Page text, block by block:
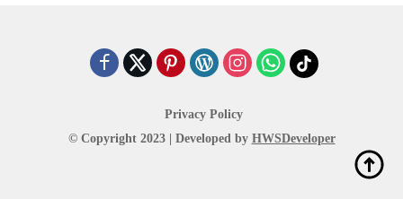
Privacy Policy
© Copyright 2023 | Developed by HWSDeveloper